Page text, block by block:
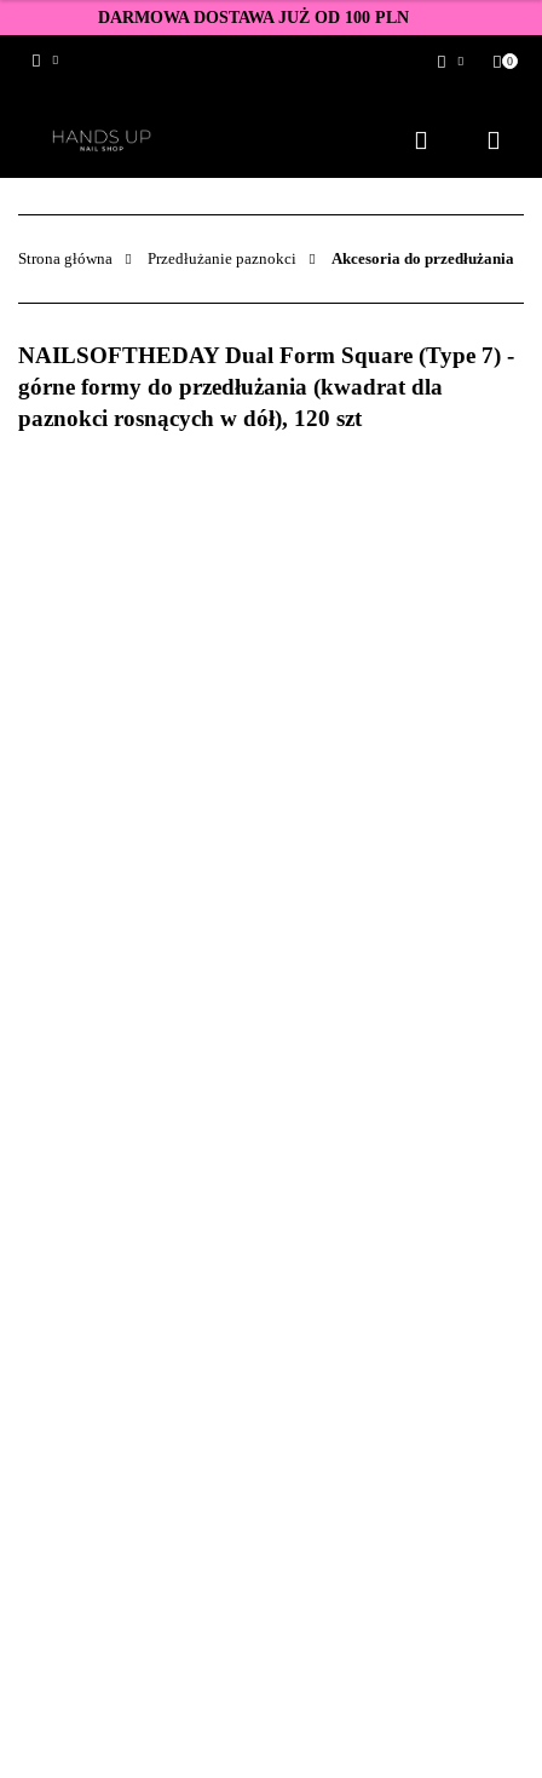
DARMOWA DOSTAWA JUŻ OD 100 PLN
Zarejestruj się
Dodaj zgłoszenie
Zgody cookies
0
Strona główna Przedłużanie paznokci Akcesoria do przedłużania
NAILSOFTHEDAY Dual Form Square (Type 7) -
górne formy do przedłużania (kwadrat dla
paznokci rosnących w dół), 120 szt